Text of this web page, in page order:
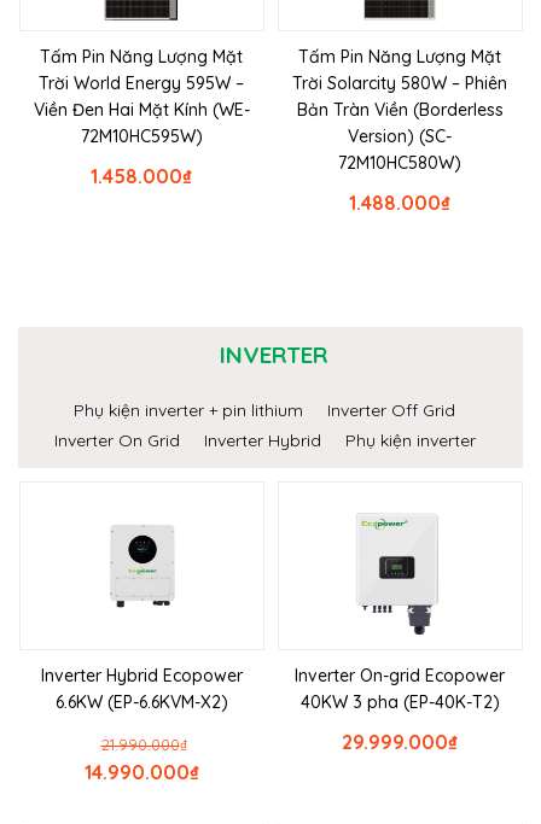
Tấm Pin Năng Lượng Mặt
Trời World Energy 595W –
Viền Đen Hai Mặt Kính (WE-
72M10HC595W)
₫
1.458.000
Tấm Pin Năng Lượng Mặt
Trời Solarcity 580W – Phiên
Bản Tràn Viền (Borderless
Version) (SC-
72M10HC580W)
₫
1.488.000
INVERTER
Phụ kiện inverter + pin lithium
Inverter Off Grid
Inverter On Grid
Inverter Hybrid Phụ kiện inverter
Inverter Hybrid Ecopower
6.6KW (EP-6.6KVM-X2)
₫
21.990.000
₫
14.990.000
Inverter On-grid Ecopower
40KW 3 pha (EP-40K-T2)
₫
29.999.000